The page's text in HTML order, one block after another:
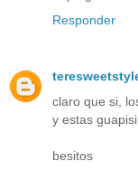
Responder
claro que si,
y estas
besitos